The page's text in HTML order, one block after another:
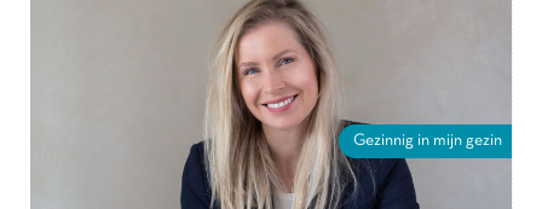
Gezinnig in mijn gezin